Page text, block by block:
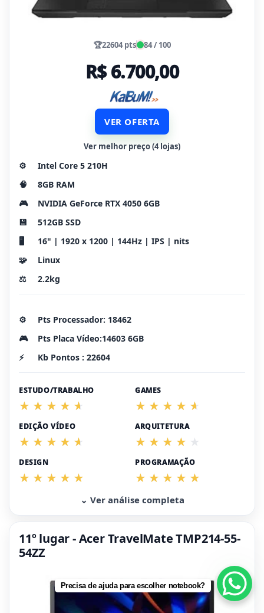
🏆22604 pts 84 / 100
R$ 6.700,00
VER OFERTA
Ver melhor preço (4 lojas)
⚙️
Intel Core 5 210H
🧠
8GB RAM
🎮
NVIDIA GeForce RTX 4050 6GB
💾
512GB SSD
🖥️
16" | 1920 x 1200 | 144Hz | IPS | nits
🧩
Linux
⚖️
2.2kg
⚙️
Pts Processador: 18462
🎮
Pts Placa Vídeo:14603 6GB
⚡
Kb Pontos : 22604
ESTUDO/TRABALHO GAMES
EDIÇÃO VÍDEO ARQUITETURA
DESIGN PROGRAMAÇÃO
⌄ Ver análise completa
11º lugar - Acer TravelMate TMP214-55-
54ZZ
Precisa de ajuda para escolher notebook?